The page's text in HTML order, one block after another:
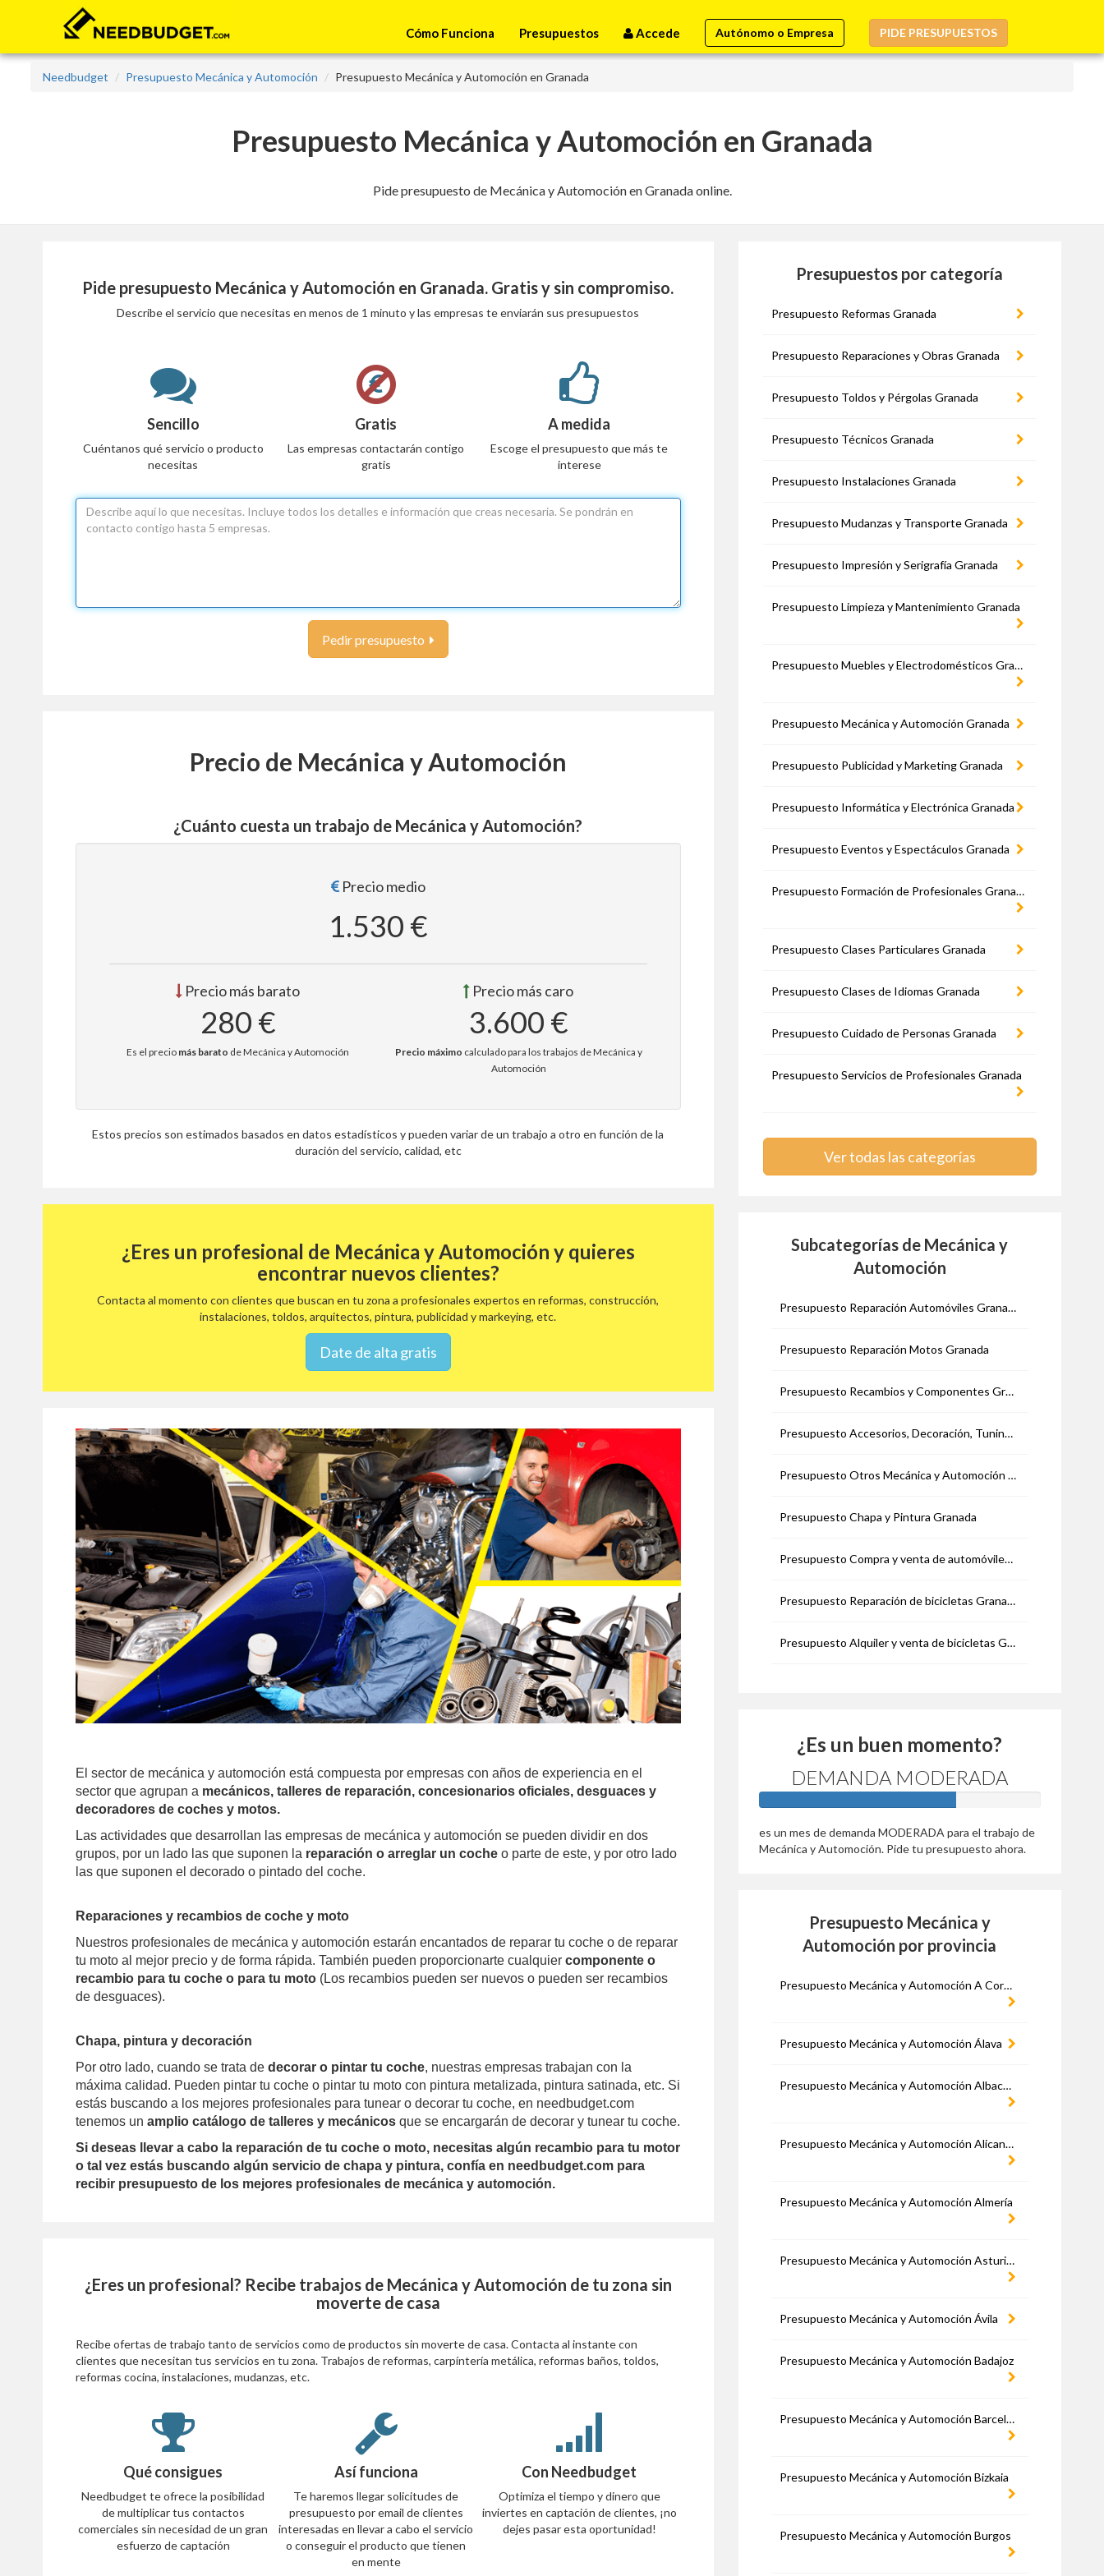
Cómo Funciona Presupuestos Accede Autónomo o Empresa PIDE PRESUPUESTOS
Needbudget Presupuesto Mecánica y Automoción Presupuesto Mecánica y Automoción en Granada
Presupuesto Mecánica y Automoción en Granada
Pide presupuesto de Mecánica y Automoción en Granada online.
Pide presupuesto Mecánica y Automoción en Granada. Gratis y sin compromiso.
Describe el servicio que necesitas en menos de 1 minuto y las empresas te enviarán sus presupuestos
Sencillo
Cuéntanos qué servicio o producto
necesitas
Gratis
Las empresas contactarán contigo
gratis
A medida
Escoge el presupuesto que más te
interese
Pedir presupuesto
Precio de Mecánica y Automoción
¿Cuánto cuesta un trabajo de Mecánica y Automoción?
Precio medio
1.530 €
Precio más barato
280 €
Es el precio más barato de Mecánica y Automoción
Precio más caro
3.600 €
Precio máximo calculado para los trabajos de Mecánica y
Automoción
Estos precios son estimados basados en datos estadísticos y pueden variar de un trabajo a otro en función de la
duración del servicio, calidad, etc
¿Eres un profesional de Mecánica y Automoción y quieres
encontrar nuevos clientes?
Contacta al momento con clientes que buscan en tu zona a profesionales expertos en reformas, construcción,
instalaciones, toldos, arquitectos, pintura, publicidad y markeying, etc.
Date de alta gratis
El sector de mecánica y automoción está compuesta por empresas con años de experiencia en el
sector que agrupan a mecánicos, talleres de reparación, concesionarios oficiales, desguaces y
decoradores de coches y motos.
Las actividades que desarrollan las empresas de mecánica y automoción se pueden dividir en dos
grupos, por un lado las que suponen la reparación o arreglar un coche o parte de este, y por otro lado
las que suponen el decorado o pintado del coche.
Reparaciones y recambios de coche y moto
Nuestros profesionales de mecánica y automoción estarán encantados de reparar tu coche o de reparar
tu moto al mejor precio y de forma rápida. También pueden proporcionarte cualquier componente o
recambio para tu coche o para tu moto (Los recambios pueden ser nuevos o pueden ser recambios
de desguaces).
Chapa, pintura y decoración
Por otro lado, cuando se trata de decorar o pintar tu coche, nuestras empresas trabajan con la
máxima calidad. Pueden pintar tu coche o pintar tu moto con pintura metalizada, pintura satinada, etc. Si
estás buscando a los mejores profesionales para tunear o decorar tu coche, en needbudget.com
tenemos un amplio catálogo de talleres y mecánicos que se encargarán de decorar y tunear tu coche.
Si deseas llevar a cabo la reparación de tu coche o moto, necesitas algún recambio para tu motor
o tal vez estás buscando algún servicio de chapa y pintura, confía en needbudget.com para
recibir presupuesto de los mejores profesionales de mecánica y automoción.
¿Eres un profesional? Recibe trabajos de Mecánica y Automoción de tu zona sin
moverte de casa
Recibe ofertas de trabajo tanto de servicios como de productos sin moverte de casa. Contacta al instante con
clientes que necesitan tus servicios en tu zona. Trabajos de reformas, carpíntería metálica, reformas baños, toldos,
reformas cocina, instalaciones, mudanzas, etc.
Qué consigues
Needbudget te ofrece la posibilidad
de multiplicar tus contactos
comerciales sin necesidad de un gran
esfuerzo de captación
Así funciona
Te haremos llegar solicitudes de
presupuesto por email de clientes
interesadas en llevar a cabo el servicio
o conseguir el producto que tienen
en mente
Con Needbudget
Optimiza el tiempo y dinero que
inviertes en captación de clientes, ¡no
dejes pasar esta oportunidad!
Presupuestos por categoría
Presupuesto Reformas Granada
Presupuesto Reparaciones y Obras Granada
Presupuesto Toldos y Pérgolas Granada
Presupuesto Técnicos Granada
Presupuesto Instalaciones Granada
Presupuesto Mudanzas y Transporte Granada
Presupuesto Impresión y Serigrafía Granada
Presupuesto Limpieza y Mantenimiento Granada
Presupuesto Muebles y Electrodomésticos Granada
Presupuesto Mecánica y Automoción Granada
Presupuesto Publicidad y Marketing Granada
Presupuesto Informática y Electrónica Granada
Presupuesto Eventos y Espectáculos Granada
Presupuesto Formación de Profesionales Granada
Presupuesto Clases Particulares Granada
Presupuesto Clases de Idiomas Granada
Presupuesto Cuidado de Personas Granada
Presupuesto Servicios de Profesionales Granada
Ver todas las categorías
Subcategorías de Mecánica y
Automoción
Presupuesto Reparación Automóviles Granada
Presupuesto Reparación Motos Granada
Presupuesto Recambios y Componentes Granada
Presupuesto Accesorios, Decoración, Tuning Granada
Presupuesto Otros Mecánica y Automoción Granada
Presupuesto Chapa y Pintura Granada
Presupuesto Compra y venta de automóviles Granada
Presupuesto Reparación de bicicletas Granada
Presupuesto Alquiler y venta de bicicletas Granada
¿Es un buen momento?
DEMANDA MODERADA
es un mes de demanda MODERADA para el trabajo de
Mecánica y Automoción. Pide tu presupuesto ahora.
Presupuesto Mecánica y
Automoción por provincia
Presupuesto Mecánica y Automoción A Coruña
Presupuesto Mecánica y Automoción Álava
Presupuesto Mecánica y Automoción Albacete
Presupuesto Mecánica y Automoción Alicante
Presupuesto Mecánica y Automoción Almería
Presupuesto Mecánica y Automoción Asturias
Presupuesto Mecánica y Automoción Ávila
Presupuesto Mecánica y Automoción Badajoz
Presupuesto Mecánica y Automoción Barcelona
Presupuesto Mecánica y Automoción Bizkaia
Presupuesto Mecánica y Automoción Burgos